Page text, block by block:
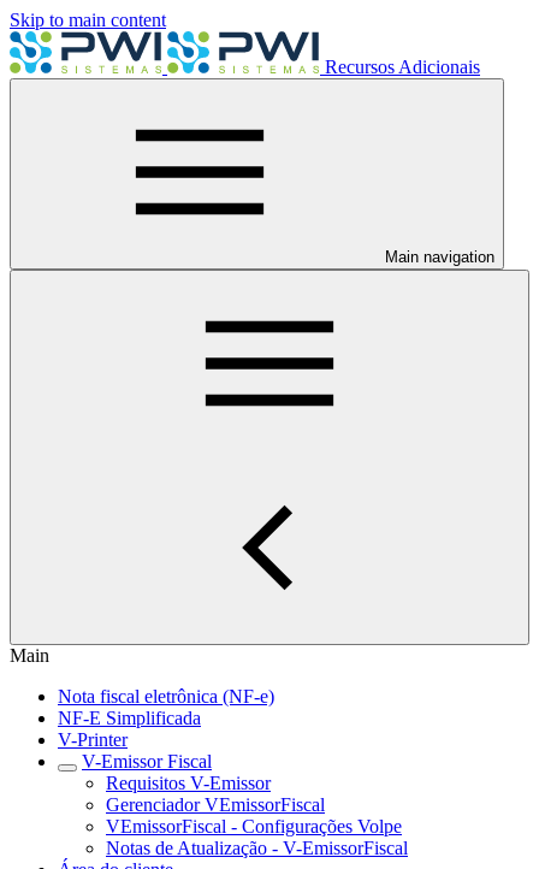
Skip to main content
Recursos Adicionais
Main navigation
Main
Nota fiscal eletrônica (NF-e)
NF-E Simplificada
V-Printer
V-Emissor Fiscal
Requisitos V-Emissor
Gerenciador VEmissorFiscal
VEmissorFiscal - Configurações Volpe
Notas de Atualização - V-EmissorFiscal